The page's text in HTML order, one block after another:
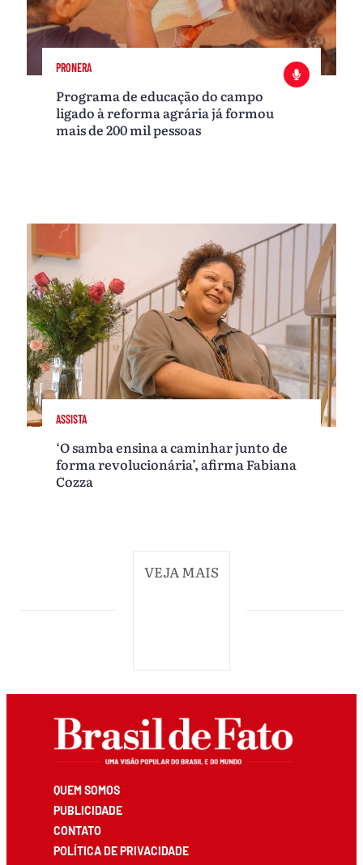
PRONERA
Programa de educação do campo
ligado à reforma agrária já formou
mais de 200 mil pessoas
ASSISTA
‘O samba ensina a caminhar junto de
forma revolucionária’, afirma Fabiana
Cozza
VEJA MAIS
QUEM SOMOS
PUBLICIDADE
CONTATO
POLÍTICA DE PRIVACIDADE